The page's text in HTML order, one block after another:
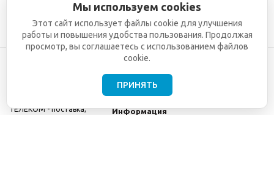
ТЕЛЕКОМ - поставка,
Информация
Мы используем cookies
Этот сайт использует файлы cookie для улучшения
работы и повышения удобства пользования. Продолжая
просмотр, вы соглашаетесь с использованием файлов
cookie.
ПРИНЯТЬ